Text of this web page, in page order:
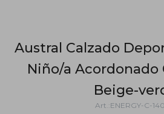
Austral Calzado
Niño/a Acordonado
Beige-
ENERGY-C-